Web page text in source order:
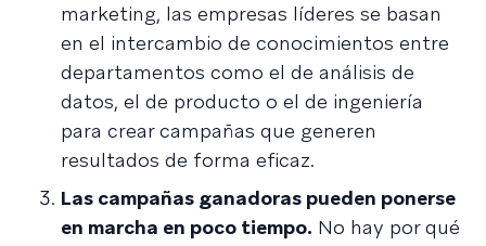
marketing, las empresas líderes se basan
en el intercambio de conocimientos entre
departamentos como el de análisis de
datos, el de producto o el de ingeniería
para crear campañas que generen
resultados de forma eficaz.
Las campañas ganadoras pueden ponerse
en marcha en poco tiempo. No hay por qué